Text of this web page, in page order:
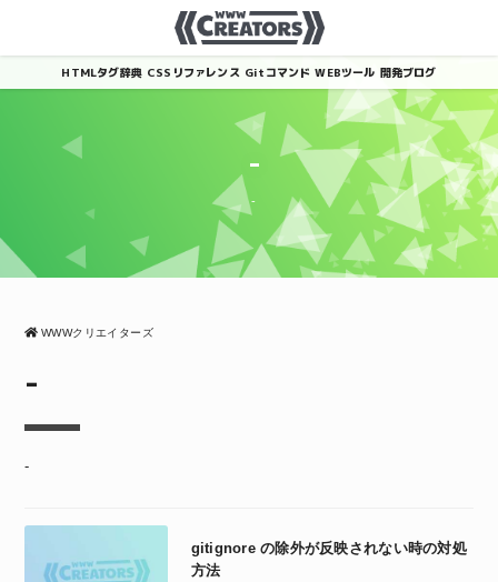
HTMLタグ辞典 CSSリファレンス Gitコマンド WEBツール 開発ブログ
-
-
WWWクリエイターズ
-
-
gitignore の除外が反映されない時の対処
方法